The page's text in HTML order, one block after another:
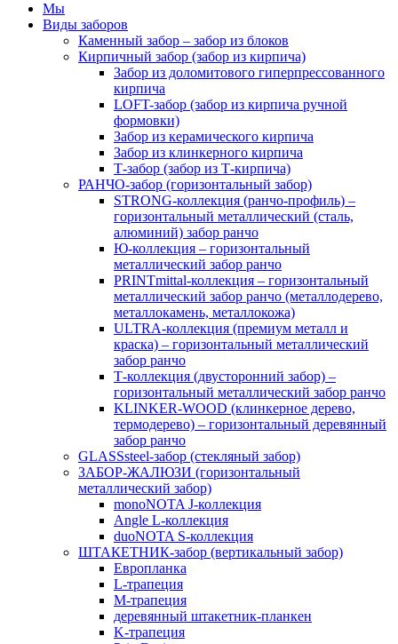
Мы
Виды заборов
Каменный забор – забор из блоков
Кирпичный забор (забор из кирпича)
Забор из доломитового гиперпрессованного
кирпича
LOFT-забор (забор из кирпича ручной
формовки)
Забор из керамического кирпича
Забор из клинкерного кирпича
Т-забор (забор из Т-кирпича)
РАНЧО-забор (горизонтальный забор)
STRONG-коллекция (ранчо-профиль) –
горизонтальный металлический (сталь,
алюминий) забор ранчо
Ю-коллекция – горизонтальный
металлический забор ранчо
PRINTmittal-коллекция – горизонтальный
металлический забор ранчо (металлодерево,
металлокамень, металлокожа)
ULTRA-коллекция (премиум металл и
краска) – горизонтальный металлический
забор ранчо
Т-коллекция (двусторонний забор) –
горизонтальный металлический забор ранчо
KLINKER-WOOD (клинкерное дерево,
термодерево) – горизонтальный деревянный
забор ранчо
GLASSsteel-забор (стекляный забор)
ЗАБОР-ЖАЛЮЗИ (горизонтальный
металлический забор)
monoNOTA J-коллекция
Angle L-коллекция
duoNOTA S-коллекция
ШТАКЕТНИК-забор (вертикальный забор)
Европланка
L-трапеция
M-трапеция
деревянный штакетник-планкен
K-трапеция